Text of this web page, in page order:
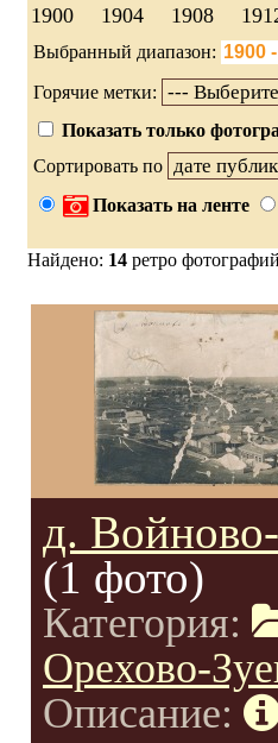
1900 1904 1908
Выбранный диапазон:
Горячие метки:
Показать только
Сортировать по
Показать на ленте
Найдено: 14 ретро
д.
(1 фото)
Категория:
Орехово-
Описание: